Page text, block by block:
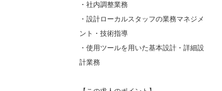
・社内調整業務
・設計ローカルスタッフの業務マネジメ
ント・技術指導
・使用ツールを用いた基本設計・詳細設
計業務